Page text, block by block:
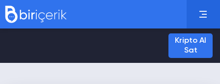
Kripto Al
Sat